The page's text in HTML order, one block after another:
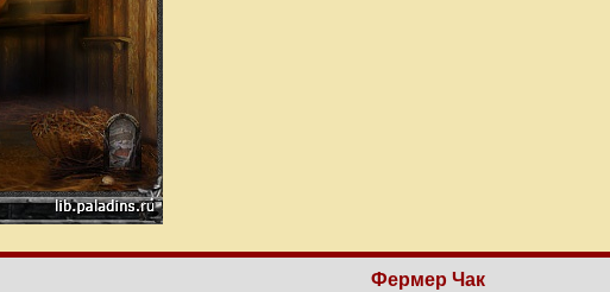
Фермер Чак